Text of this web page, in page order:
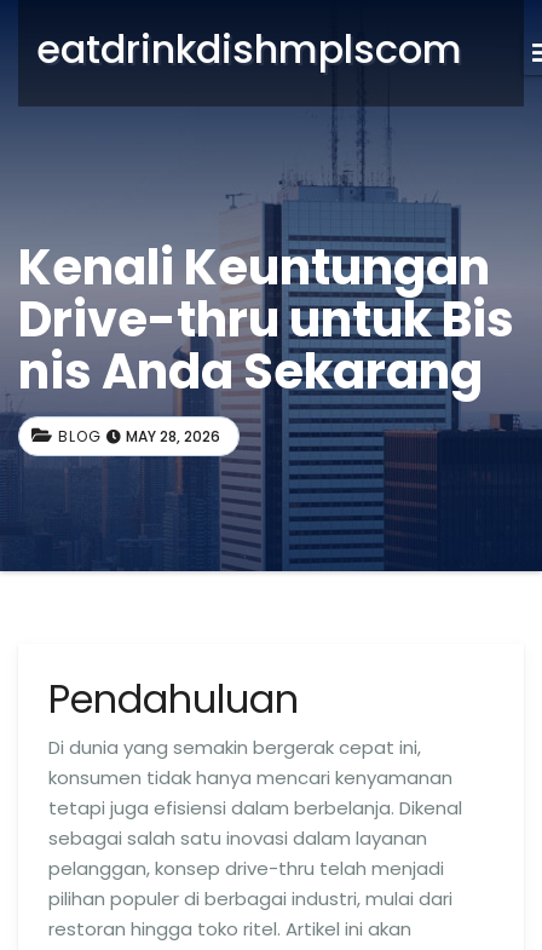
eatdrinkdishmplscom
Kenali Keuntungan
Drive-thru untuk Bis
nis Anda Sekarang
BLOG MAY 28, 2026
Pendahuluan
Di dunia yang semakin bergerak cepat ini,
konsumen tidak hanya mencari kenyamanan
tetapi juga efisiensi dalam berbelanja. Dikenal
sebagai salah satu inovasi dalam layanan
pelanggan, konsep drive-thru telah menjadi
pilihan populer di berbagai industri, mulai dari
restoran hingga toko ritel. Artikel ini akan